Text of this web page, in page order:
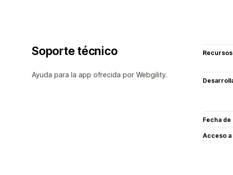
Soporte técnico
Ayuda para la app ofrecida por Webgility.
Recursos
Fecha de
Acceso a